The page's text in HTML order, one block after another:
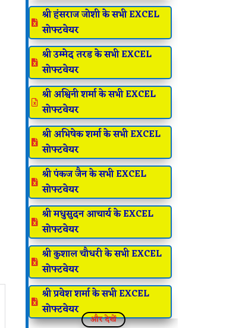
 श्री हंसराज जोशी के सभी EXCEL
सोफ्टवेयर
 श्री उम्मेद तरड के सभी EXCEL
सोफ्टवेयर
 श्री अश्विनी शर्मा के सभी EXCEL
सोफ्टवेयर
 श्री अभिषेक शर्मा के सभी EXCEL
सोफ्टवेयर
 श्री पंकज जैन के सभी EXCEL
सोफ्टवेयर
 श्री मधुसुदन आचार्य के EXCEL
सोफ्टवेयर
 श्री कुशाल चौधरी के सभी EXCEL
सोफ्टवेयर
 श्री प्रवेश शर्मा के सभी EXCEL
सोफ्टवेयर
और देखें